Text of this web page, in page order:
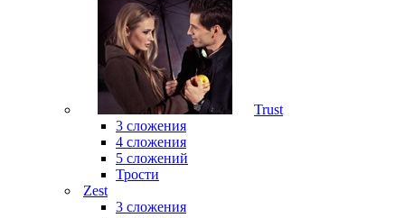
Trust
3 сложения
4 сложения
5 сложений
Трости
Zest
3 сложения